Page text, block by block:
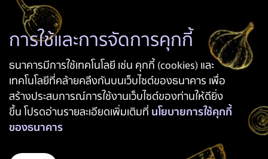
การใช้และการจัดการคุกกี้
ธนาคารมีการใช้เทคโนโลยี เช่น คุกกี้ (cookies) และ
เทคโนโลยีที่คล้ายคลึงกันบนเว็บไซต์ของธนาคาร เพื่อ
สร้างประสบการณ์การใช้งานเว็บไซต์ของท่านให้ดียิ่ง
ขึ้น โปรดอ่านรายละเอียดเพิ่มเติมที่ นโยบายการใช้คุกกี้
ของธนาคาร